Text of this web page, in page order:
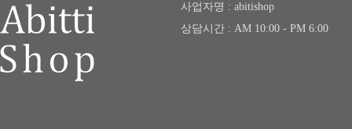
사업자명 : abitishop
상담시간 : AM 10:00 - PM 6:00